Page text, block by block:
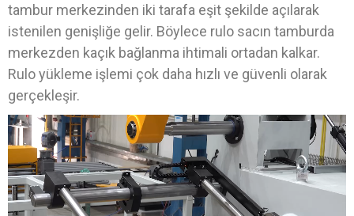
tambur merkezinden iki tarafa eşit şekilde açılarak
istenilen genişliğe gelir. Böylece rulo sacın tamburda
merkezden kaçık bağlanma ihtimali ortadan kalkar.
Rulo yükleme işlemi çok daha hızlı ve güvenli olarak
gerçekleşir.